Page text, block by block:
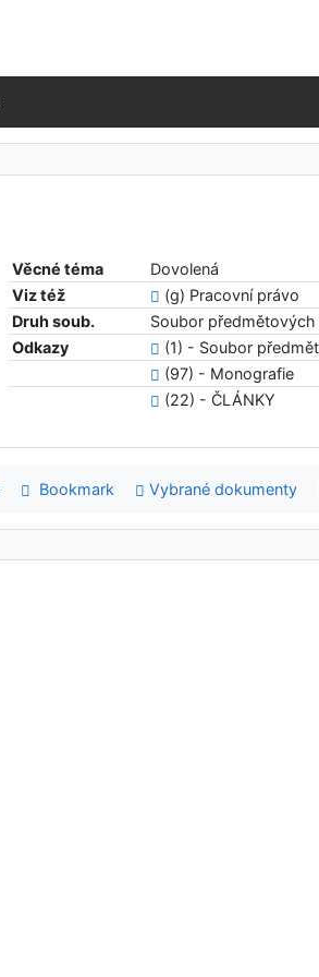
Věcné téma
Dovolená
Viz též
(g) Pracovní právo
Druh soub.
Soubor předmětových
Odkazy
(1) - Soubor
(97) - Monografie
(22) - ČLÁNKY
Bookmark Vybrané dokumenty